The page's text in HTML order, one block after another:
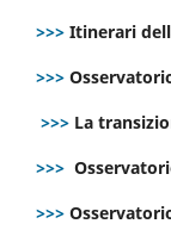
>>> Itinerari
>>>
>>> La
>>>
>>>